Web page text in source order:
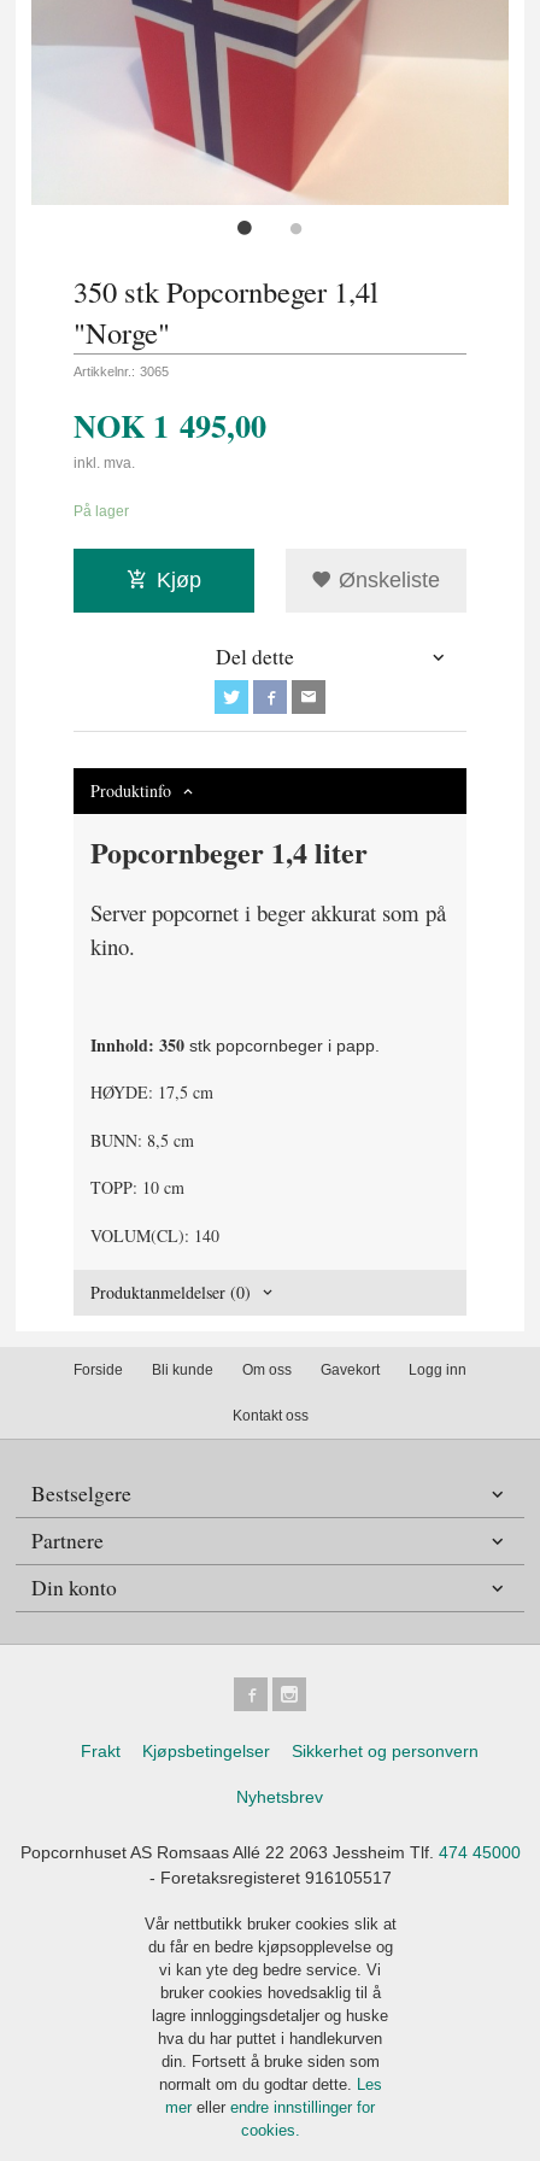
350 stk Popcornbeger 1,4l
"Norge"
Artikkelnr.: 3065
NOK 1 495,00
inkl. mva.
På lager
Kjøp Ønskeliste
Del dette
Produktinfo
Popcornbeger 1,4 liter
Server popcornet i beger akkurat som på
kino.
Innhold: 350 stk popcornbeger i papp.
HØYDE: 17,5 cm
BUNN: 8,5 cm
TOPP: 10 cm
VOLUM(CL): 140
Produktanmeldelser (0)
Forside Bli kunde Om oss Gavekort Logg inn
Kontakt oss
Bestselgere
Partnere
Din konto
Frakt Kjøpsbetingelser Sikkerhet og personvern
Nyhetsbrev
Popcornhuset AS Romsaas Allé 22 2063 Jessheim Tlf. 474 45000
- Foretaksregisteret 916105517
Vår nettbutikk bruker cookies slik at
du får en bedre kjøpsopplevelse og
vi kan yte deg bedre service. Vi
bruker cookies hovedsaklig til å
lagre innloggingsdetaljer og huske
hva du har puttet i handlekurven
din. Fortsett å bruke siden som
normalt om du godtar dette. Les
mer eller endre innstillinger for
cookies.